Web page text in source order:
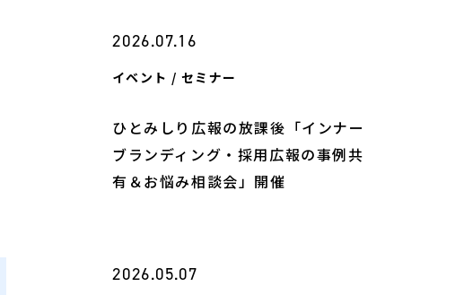
2026.07.16
イベント / セミナー
ひとみしり広報の放課後「インナー
ブランディング・採用広報の事例共
有＆お悩み相談会」開催
2026.05.07